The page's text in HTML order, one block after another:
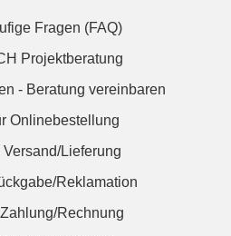
Fragen (FAQ)
Projektberatung
- Beratung vereinbaren
Onlinebestellung
Versand/Lieferung
Reklamation
Rechnung